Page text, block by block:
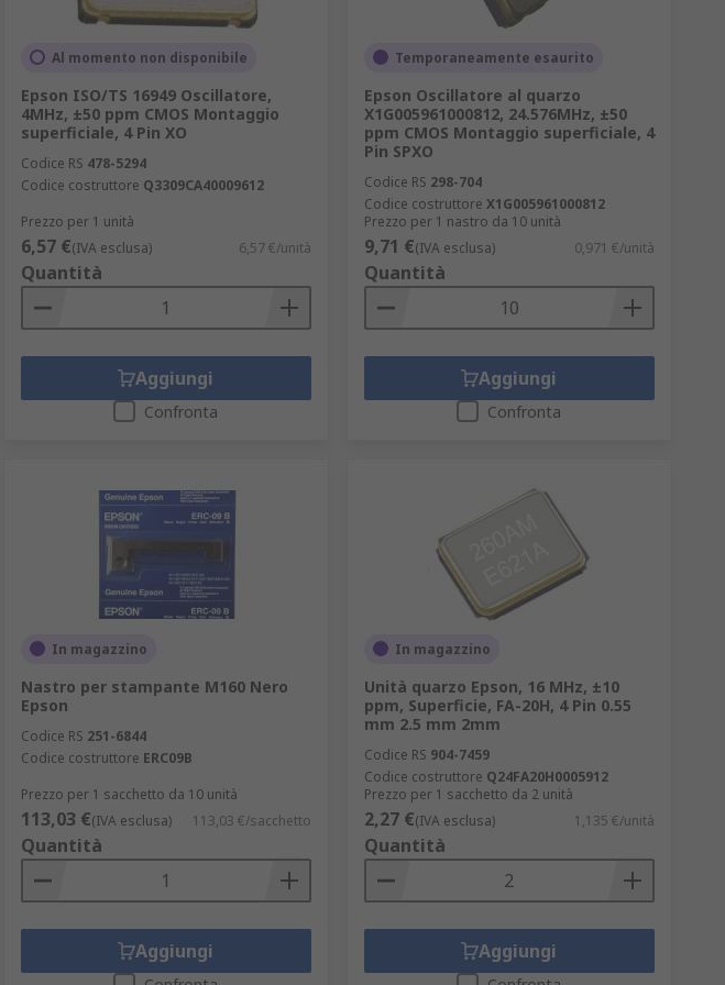
Al momento non disponibile
Epson ISO/TS 16949 Oscillatore,
4MHz, ±50 ppm CMOS Montaggio
superficiale, 4 Pin XO
Codice RS 478-5294
Codice costruttore Q3309CA40009612
Prezzo per 1 unità
6,57 €(IVA esclusa) 6,57 €/unità
Quantità
Aggiungi
Confronta
Temporaneamente esaurito
Epson Oscillatore al quarzo
X1G005961000812, 24.576MHz, ±50
ppm CMOS Montaggio superficiale, 4
Pin SPXO
Codice RS 298-704
Codice costruttore X1G005961000812
Prezzo per 1 nastro da 10 unità
9,71 €(IVA esclusa) 0,971 €/unità
Quantità
Aggiungi
Confronta
In magazzino
Nastro per stampante M160 Nero
Epson
Codice RS 251-6844
Codice costruttore ERC09B
Prezzo per 1 sacchetto da 10 unità
113,03 €(IVA esclusa) 113,03 €/sacchetto
Quantità
Aggiungi
In magazzino
Unità quarzo Epson, 16 MHz, ±10
ppm, Superficie, FA-20H, 4 Pin 0.55
mm 2.5 mm 2mm
Codice RS 904-7459
Codice costruttore Q24FA20H0005912
Prezzo per 1 sacchetto da 2 unità
2,27 €(IVA esclusa) 1,135 €/unità
Quantità
Aggiungi